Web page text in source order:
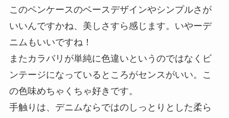
このペンケースのベースデザインやシンプルさが
いいんですかね、美しさすら感じます。いやーデ
ニムもいいですね！
またカラバリが単純に色違いというのではなく ビ
ンテージになっているところがセンスがいい。こ
の色味めちゃくちゃ好きです。
手触りは、デニムならではのしっとりとした柔ら